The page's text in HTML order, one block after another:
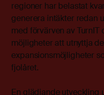
regioner har belastat
generera intäkter redan
med förvärven av TurnIT
möjligheter att utnyttja
expansionsmöjligheter
fjolåret.
En glädjande utveckling